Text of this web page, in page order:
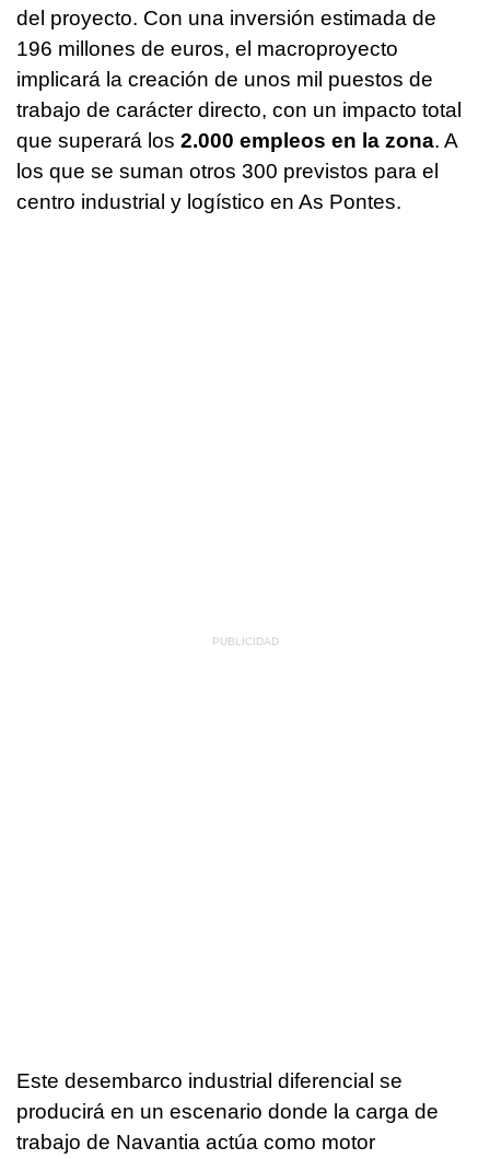
del proyecto. Con una inversión estimada de
196 millones de euros, el macroproyecto
implicará la creación de unos mil puestos de
trabajo de carácter directo, con un impacto total
que superará los 2.000 empleos en la zona. A
los que se suman otros 300 previstos para el
centro industrial y logístico en As Pontes.
Este desembarco industrial diferencial se
producirá en un escenario donde la carga de
trabajo de Navantia actúa como motor